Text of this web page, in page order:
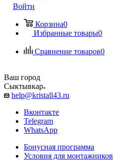
Войти
Корзина0
Избранные товары0
Сравнение товаров0
Ваш город
Сыктывкар
help@kristall43.ru
Вконтакте
Telegram
WhatsApp
Бонусная программа
Условия для монтажников